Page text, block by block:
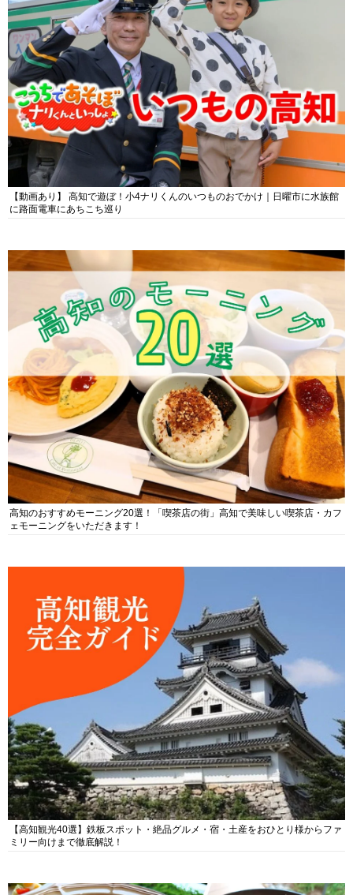
【動画あり】 高知で遊ぼ！小4ナリくんのいつものおでかけ｜日曜市に水族館
に路面電車にあちこち巡り
高知のおすすめモーニング20選！「喫茶店の街」高知で美味しい喫茶店・カフ
ェモーニングをいただきます！
【高知観光40選】鉄板スポット・絶品グルメ・宿・土産をおひとり様からファ
ミリー向けまで徹底解説！